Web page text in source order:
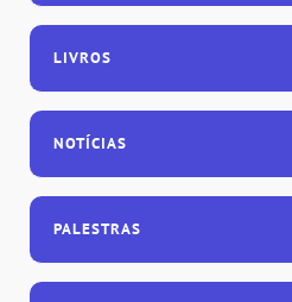
LIVROS
NOTÍCIAS
PALESTRAS